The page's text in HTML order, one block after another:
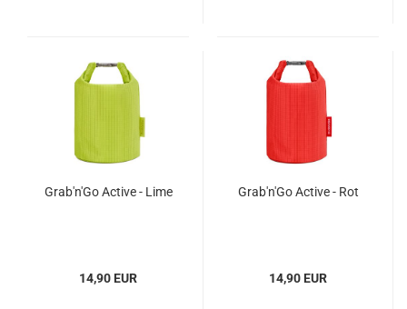
Grab'n'Go Active - Lime
14,90 EUR
Grab'n'Go Active - Rot
14,90 EUR